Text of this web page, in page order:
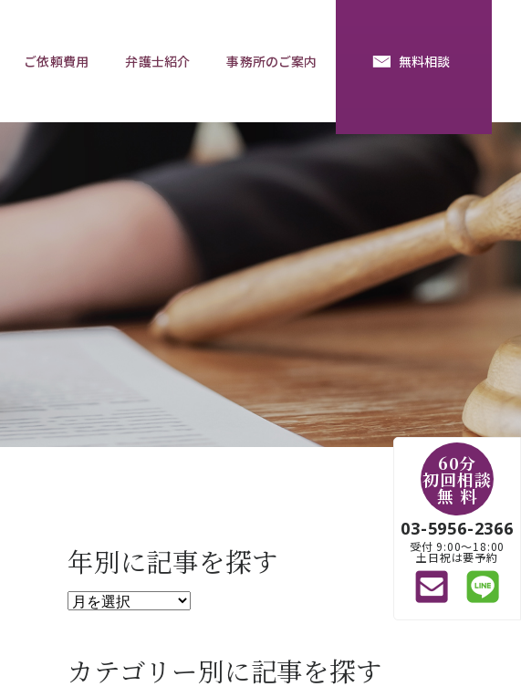
預金の使い込み
遺産分割調停 相談用語集
ご依頼費用 弁護士紹介 事務所のご案内 無料相談
年別に記事を探す
カテゴリー別に記事を探す
60分
初回相談
無 料
03-5956-2366
受付 9:00〜18:00
土日祝は要予約